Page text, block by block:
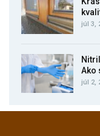
júl 3,
Ako
júl 2,